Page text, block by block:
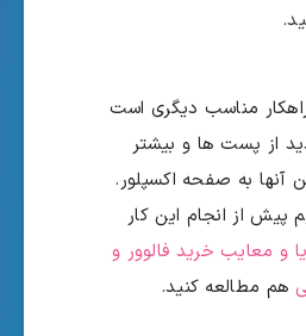
مناسب دیگری است
از پست ها و بیشتر
به صفحه اکسپلور.
پیش از انجام این کار
و معایب خرید فالوور و
هم مطالعه کنید.